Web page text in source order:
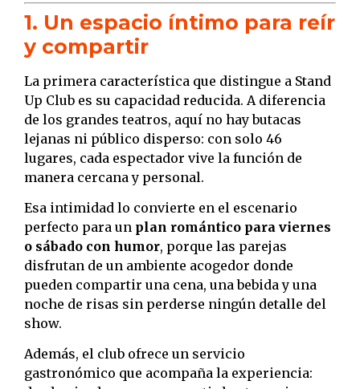
1. Un espacio íntimo para reír
y compartir
La primera característica que distingue a Stand
Up Club es su capacidad reducida. A diferencia
de los grandes teatros, aquí no hay butacas
lejanas ni público disperso: con solo 46
lugares, cada espectador vive la función de
manera cercana y personal.
Esa intimidad lo convierte en el escenario
perfecto para un plan romántico para viernes
o sábado con humor, porque las parejas
disfrutan de un ambiente acogedor donde
pueden compartir una cena, una bebida y una
noche de risas sin perderse ningún detalle del
show.
Además, el club ofrece un servicio
gastronómico que acompaña la experiencia: